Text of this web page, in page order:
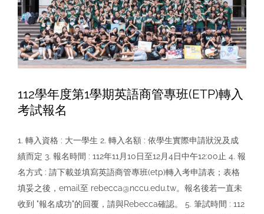
期
英
語
商
管
(ETP)
轉
考
試
錄
名
單
112學年度第1學期英語商管專班(ETP)轉入考試報
名
112學年度第1學期英語商管專班(ETP)轉入
考試報名
1. 轉入資格 : 大一學生 2. 轉入名額 : 依學生實際申請狀況及成
績而定 3. 報名時間 : 112年11月10日至12月4日中午12:00止 4. 報
名方式 : 請下載並填寫英語商管專班(etp)轉入考申請表；表格
填妥之後，email至 rebecca@nccu.edu.tw。報名後若一直未
收到 "報名成功"的回覆，請與Rebecca確認。 5. 筆試時間 : 112